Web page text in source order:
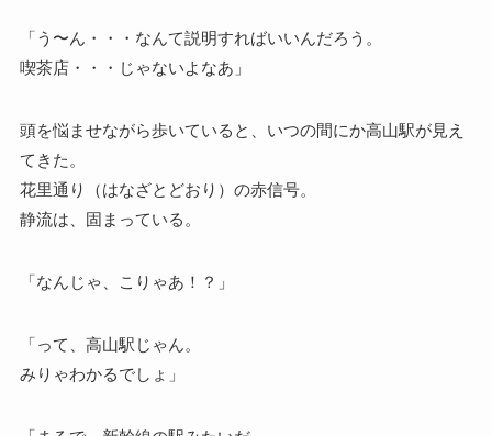
「う〜ん・・・なんて説明すればいいんだろう。
喫茶店・・・じゃないよなあ」
頭を悩ませながら歩いていると、いつの間にか高山駅が見え
てきた。
花里通り（はなざとどおり）の赤信号。
静流は、固まっている。
「なんじゃ、こりゃあ！？」
「って、高山駅じゃん。
みりゃわかるでしょ」